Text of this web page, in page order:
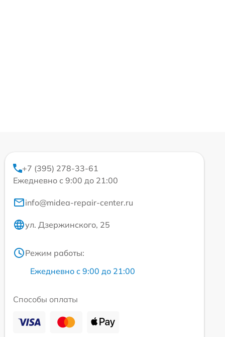
+7 (395) 278-33-61
Ежедневно с 9:00 до 21:00
info@midea-repair-center.ru
ул. Дзержинского, 25
Режим работы:
Ежедневно с 9:00 до 21:00
Способы оплаты